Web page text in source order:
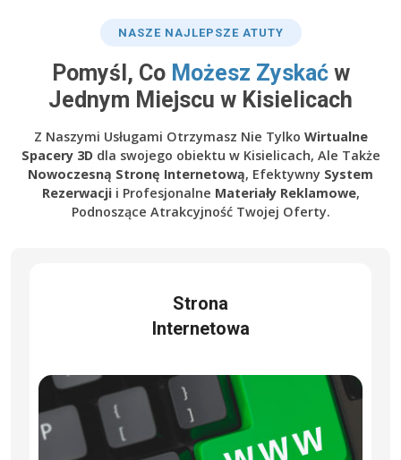
NASZE NAJLEPSZE ATUTY
Pomyśl, Co Możesz Zyskaćw
Jednym Miejscu w Kisielicach
Z Naszymi Usługami Otrzymasz Nie Tylko Wirtualne
Spacery 3Ddla swojego obiektu w Kisielicach, Ale Także
Nowoczesną Stronę Internetową, Efektywny System
Rezerwacjii Profesjonalne Materiały Reklamowe,
Podnoszące Atrakcyjność Twojej Oferty.
Strona
Internetowa